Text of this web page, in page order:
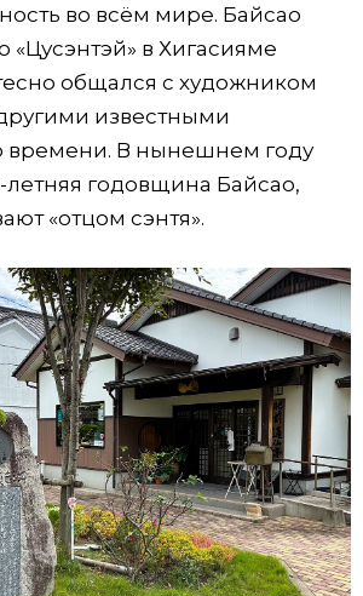
во всём мире. Байсао
«Цусэнтэй» в Хигасияме
общался с художником
известными
времени. В нынешнем году
летняя годовщина Байсао,
«отцом сэнтя».